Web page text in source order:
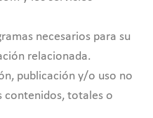
necesarios para su
relacionada.
publicación y/o uso no
contenidos, totales o